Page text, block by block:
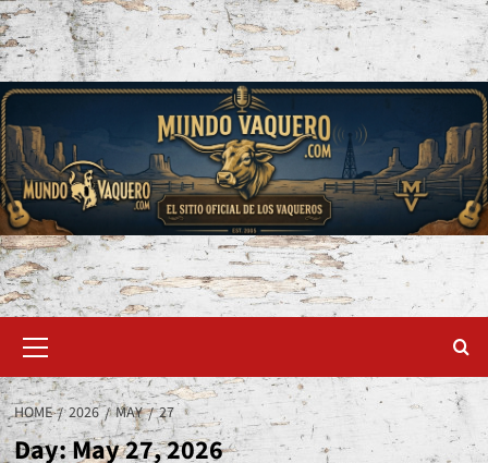
Skip
to
content
Menu
HOME 2026 MAY 27
Day:May 27, 2026